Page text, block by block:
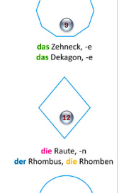
9
12